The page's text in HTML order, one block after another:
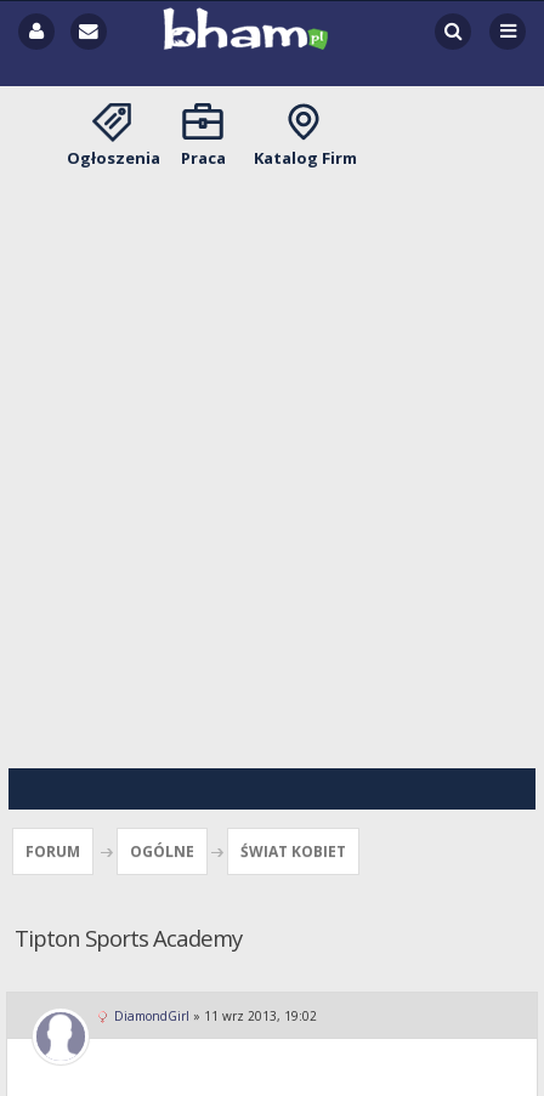
Ogłoszenia Praca Katalog Firm
FORUM OGÓLNE ŚWIAT KOBIET
Tipton Sports Academy
DiamondGirl » 11 wrz 2013, 19:02